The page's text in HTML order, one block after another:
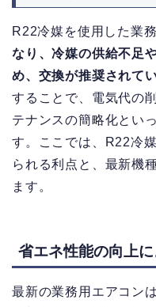
R22冷媒を使用した業
なり、冷媒の供給不足
め、交換が推奨されて
することで、電気代の
テナンスの簡略化とい
す。ここでは、R22冷
られる利点と、最新機
ます。
省エネ性能の向上
最新の業務用エアコンは